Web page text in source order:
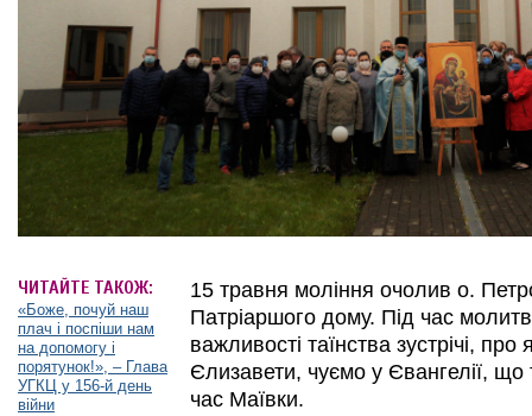
ЧИТАЙТЕ ТАКОЖ:
«Боже, почуй наш
плач і поспіши нам
на допомогу і
порятунок!», – Глава
УГКЦ у 156-й день
війни
15 травня моління очолив о.
Патріаршого дому. Під час
важливості таїнства зустрічі,
Єлизавети, чуємо у Євангелії, що
час Маївки.